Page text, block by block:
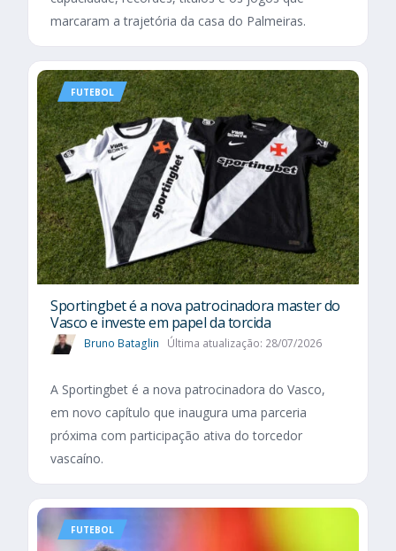
marcaram a trajetória da casa do Palmeiras.
FUTEBOL
Sportingbet é a nova patrocinadora master do
Vasco e investe em papel da torcida
Bruno Bataglin Última atualização: 28/07/2026
A Sportingbet é a nova patrocinadora do Vasco,
em novo capítulo que inaugura uma parceria
próxima com participação ativa do torcedor
vascaíno.
FUTEBOL